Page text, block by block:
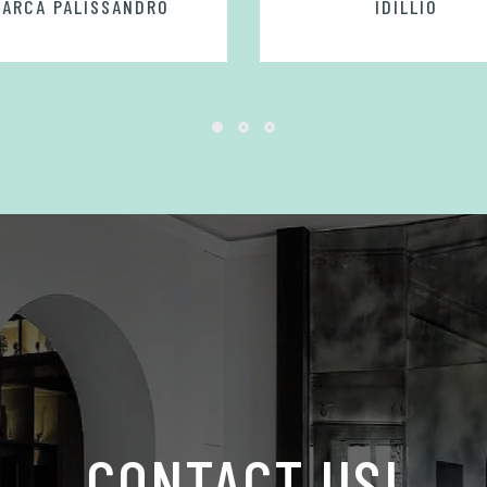
PALISSANDRO IDILLIO